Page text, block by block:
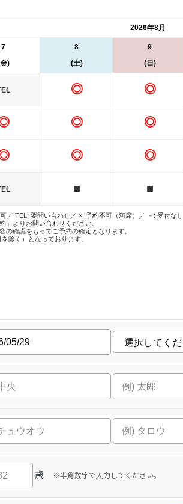
2026年8月
7
)
8
(土)
9
(日)
◎ ◎
◎ ◎
◎ ◎
■ ■
TEL: 要問い合わせ／ ×: 予約不可（満席）／ －: 受付なし
よりお問い合わせください。
確認をもってご予約の確定となります。
除く）となっております。
歳 ※半角数字で入力してください。